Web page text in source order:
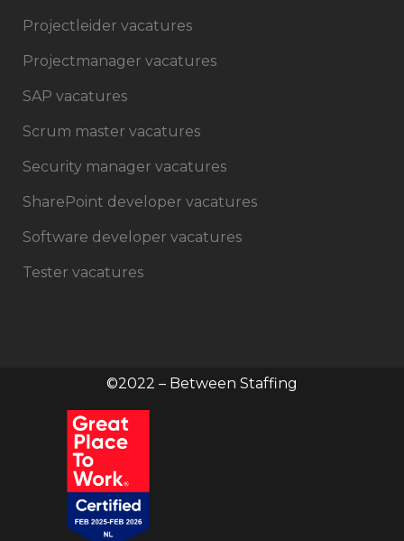
Projectleider vacatures
Projectmanager vacatures
SAP vacatures
Scrum master vacatures
Security manager vacatures
SharePoint developer vacatures
Software developer vacatures
Tester vacatures
©2022 – Between Staffing